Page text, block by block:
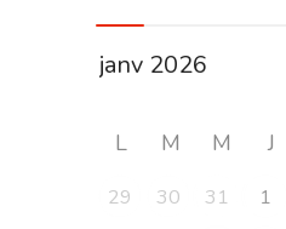
L M M J
29 30 31 1